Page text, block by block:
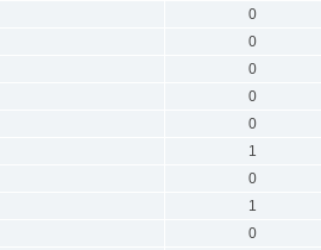
0
0
0
0
0
1
0
1
0